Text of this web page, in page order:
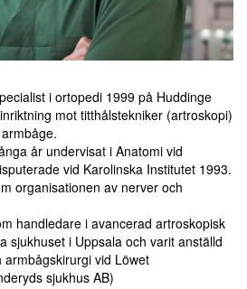
i ortopedi 1999 på Huddinge
mot titthålstekniker (artroskopi)
år undervisat i Anatomi vid
vid Karolinska Institutet 1993.
organisationen av nerver och
handledare i avancerad artroskopisk
sjukhuset i Uppsala och varit anställd
vid Löwet
sjukhus AB)